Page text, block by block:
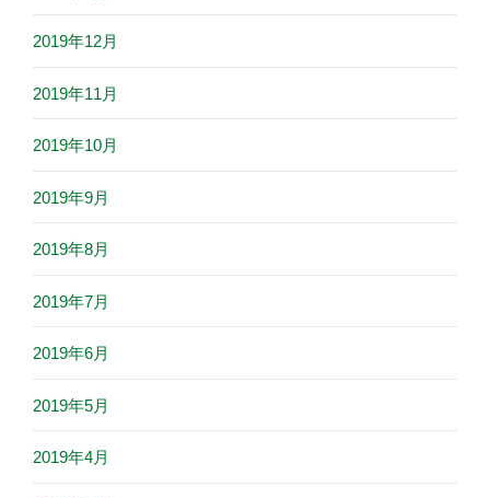
2019年12月
2019年11月
2019年10月
2019年9月
2019年8月
2019年7月
2019年6月
2019年5月
2019年4月